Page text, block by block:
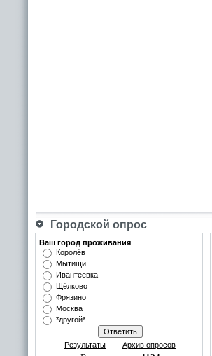
Городской опрос
Ваш город проживания
Королёв
Мытищи
Ивантеевка
Щёлково
Фрязино
Москва
*другой*
Результаты Архив опросов